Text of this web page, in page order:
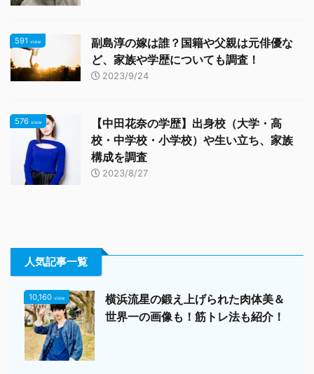
591 view
副島淳の嫁は誰？国籍や父親は元俳優な
ど、家族や学歴についても調査！
2023/9/24
576 view
【中田花奈の学歴】出身校（大学・高
校・中学校・小学校）や生い立ち、家族
構成を調査
2023/8/27
人気記事一覧
10,160 view
横浜流星の鍛え上げられた肉体美＆
世界一の画像も！筋トレ法も紹介！